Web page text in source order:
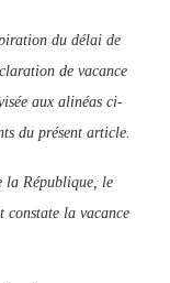
du délai de
de vacance
aux alinéas ci-
du présent article.
la République, le
constate la vacance